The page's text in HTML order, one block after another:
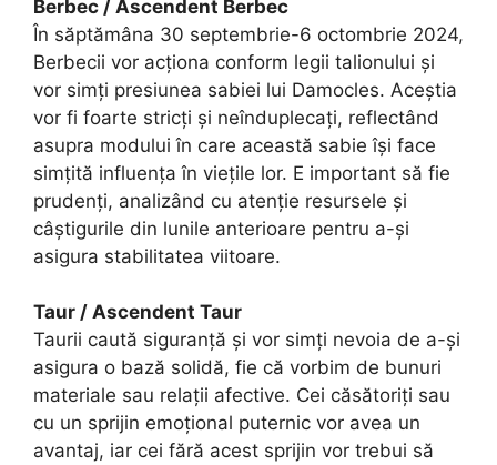
Berbec / Ascendent Berbec
În săptămâna 30 septembrie-6 octombrie 2024,
Berbecii vor acționa conform legii talionului și
vor simți presiunea sabiei lui Damocles. Aceștia
vor fi foarte stricți și neînduplecați, reflectând
asupra modului în care această sabie își face
simțită influența în viețile lor. E important să fie
prudenți, analizând cu atenție resursele și
câștigurile din lunile anterioare pentru a-și
asigura stabilitatea viitoare.
Taur / Ascendent Taur
Taurii caută siguranță și vor simți nevoia de a-și
asigura o bază solidă, fie că vorbim de bunuri
materiale sau relații afective. Cei căsătoriți sau
cu un sprijin emoțional puternic vor avea un
avantaj, iar cei fără acest sprijin vor trebui să